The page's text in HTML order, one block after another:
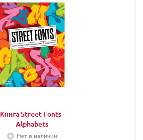
Книга Street Fonts -
Alphabets
Нет в наличии